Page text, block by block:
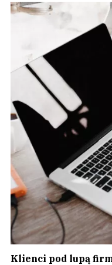
Klienci pod lupą